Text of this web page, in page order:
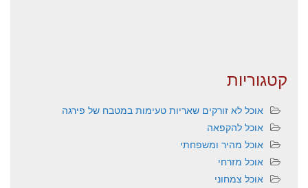
קטגוריות
אוכל לא זורקים שאריות טעימות במטבח של פירגה
אוכל להקפאה
אוכל מהיר ומשפחתי
אוכל מזרחי
אוכל צמחוני